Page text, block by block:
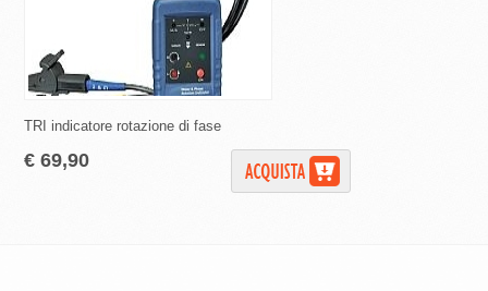
TRI indicatore rotazione di fase
€ 69,90